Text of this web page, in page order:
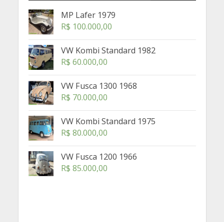
MP Lafer 1979
R$ 100.000,00
VW Kombi Standard 1982
R$ 60.000,00
VW Fusca 1300 1968
R$ 70.000,00
VW Kombi Standard 1975
R$ 80.000,00
VW Fusca 1200 1966
R$ 85.000,00